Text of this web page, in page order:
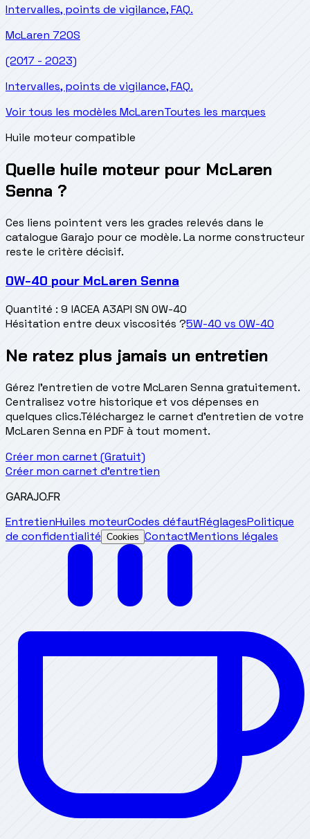
Intervalles, points de vigilance, FAQ.
McLaren 720S
(2017 - 2023)
Intervalles, points de vigilance, FAQ.
Voir tous les modèles McLarenToutes les marques
Huile moteur compatible
Quelle huile moteur pour McLaren
Senna ?
Ces liens pointent vers les grades relevés dans le
catalogue Garajo pour ce modèle. La norme constructeur
reste le critère décisif.
0W-40 pour McLaren Senna
Quantité : 9 lACEA A3API SN 0W-40
Hésitation entre deux viscosités ?5W-40 vs 0W-40
Ne ratez plus jamais un entretien
Gérez l'entretien de votre McLaren Senna gratuitement.
Centralisez votre historique et vos dépenses en
quelques clics.Téléchargez le carnet d'entretien de votre
McLaren Senna en PDF à tout moment.
Créer mon carnet (Gratuit)
Créer mon carnet d'entretien
GARAJO.FR
EntretienHuiles moteurCodes défautRéglagesPolitique
de confidentialité Cookies ContactMentions légales